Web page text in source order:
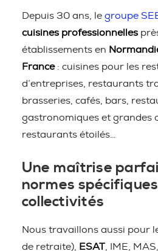
Depuis 30 ans, le groupe
cuisines professionnelles
établissements en
France: cuisines pour les
d’entreprises, restaurants
brasseries, cafés, bars,
gastronomiques et grandes
restaurants étoilés…
Une maîtrise
normes
collectivités
Nous travaillons aussi pour
de retraite),
ESAT , IME,